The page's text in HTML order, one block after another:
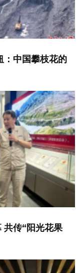
：中国攀枝花的
传“阳光花果